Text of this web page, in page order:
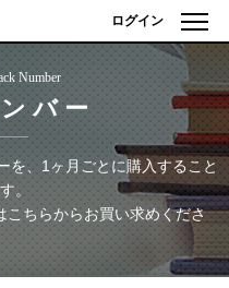
ログイン
Number
バー
を、1ヶ月ごとに購入すること
。
こちらからお買い求めくださ